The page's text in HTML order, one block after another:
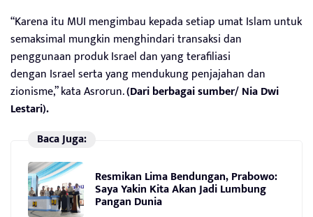
“Karena itu MUI mengimbau kepada setiap umat Islam untuk
semaksimal mungkin menghindari transaksi dan
penggunaan produk Israel dan yang terafiliasi
dengan Israel serta yang mendukung penjajahan dan
zionisme,” kata Asrorun.(Dari berbagai sumber/ Nia Dwi
Lestari).
Baca Juga:
Resmikan Lima Bendungan, Prabowo:
Saya Yakin Kita Akan Jadi Lumbung
Pangan Dunia